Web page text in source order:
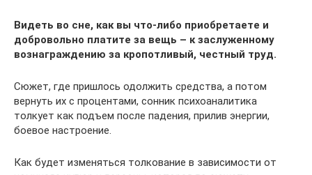
Видеть во сне, как вы что-либо приобретаете и
добровольно платите за вещь – к заслуженному
вознаграждению за кропотливый, честный труд.
Сюжет, где пришлось одолжить средства, а потом
вернуть их с процентами, сонник психоаналитика
толкует как подъем после падения, прилив энергии,
боевое настроение.
Как будет изменяться толкование в зависимости от